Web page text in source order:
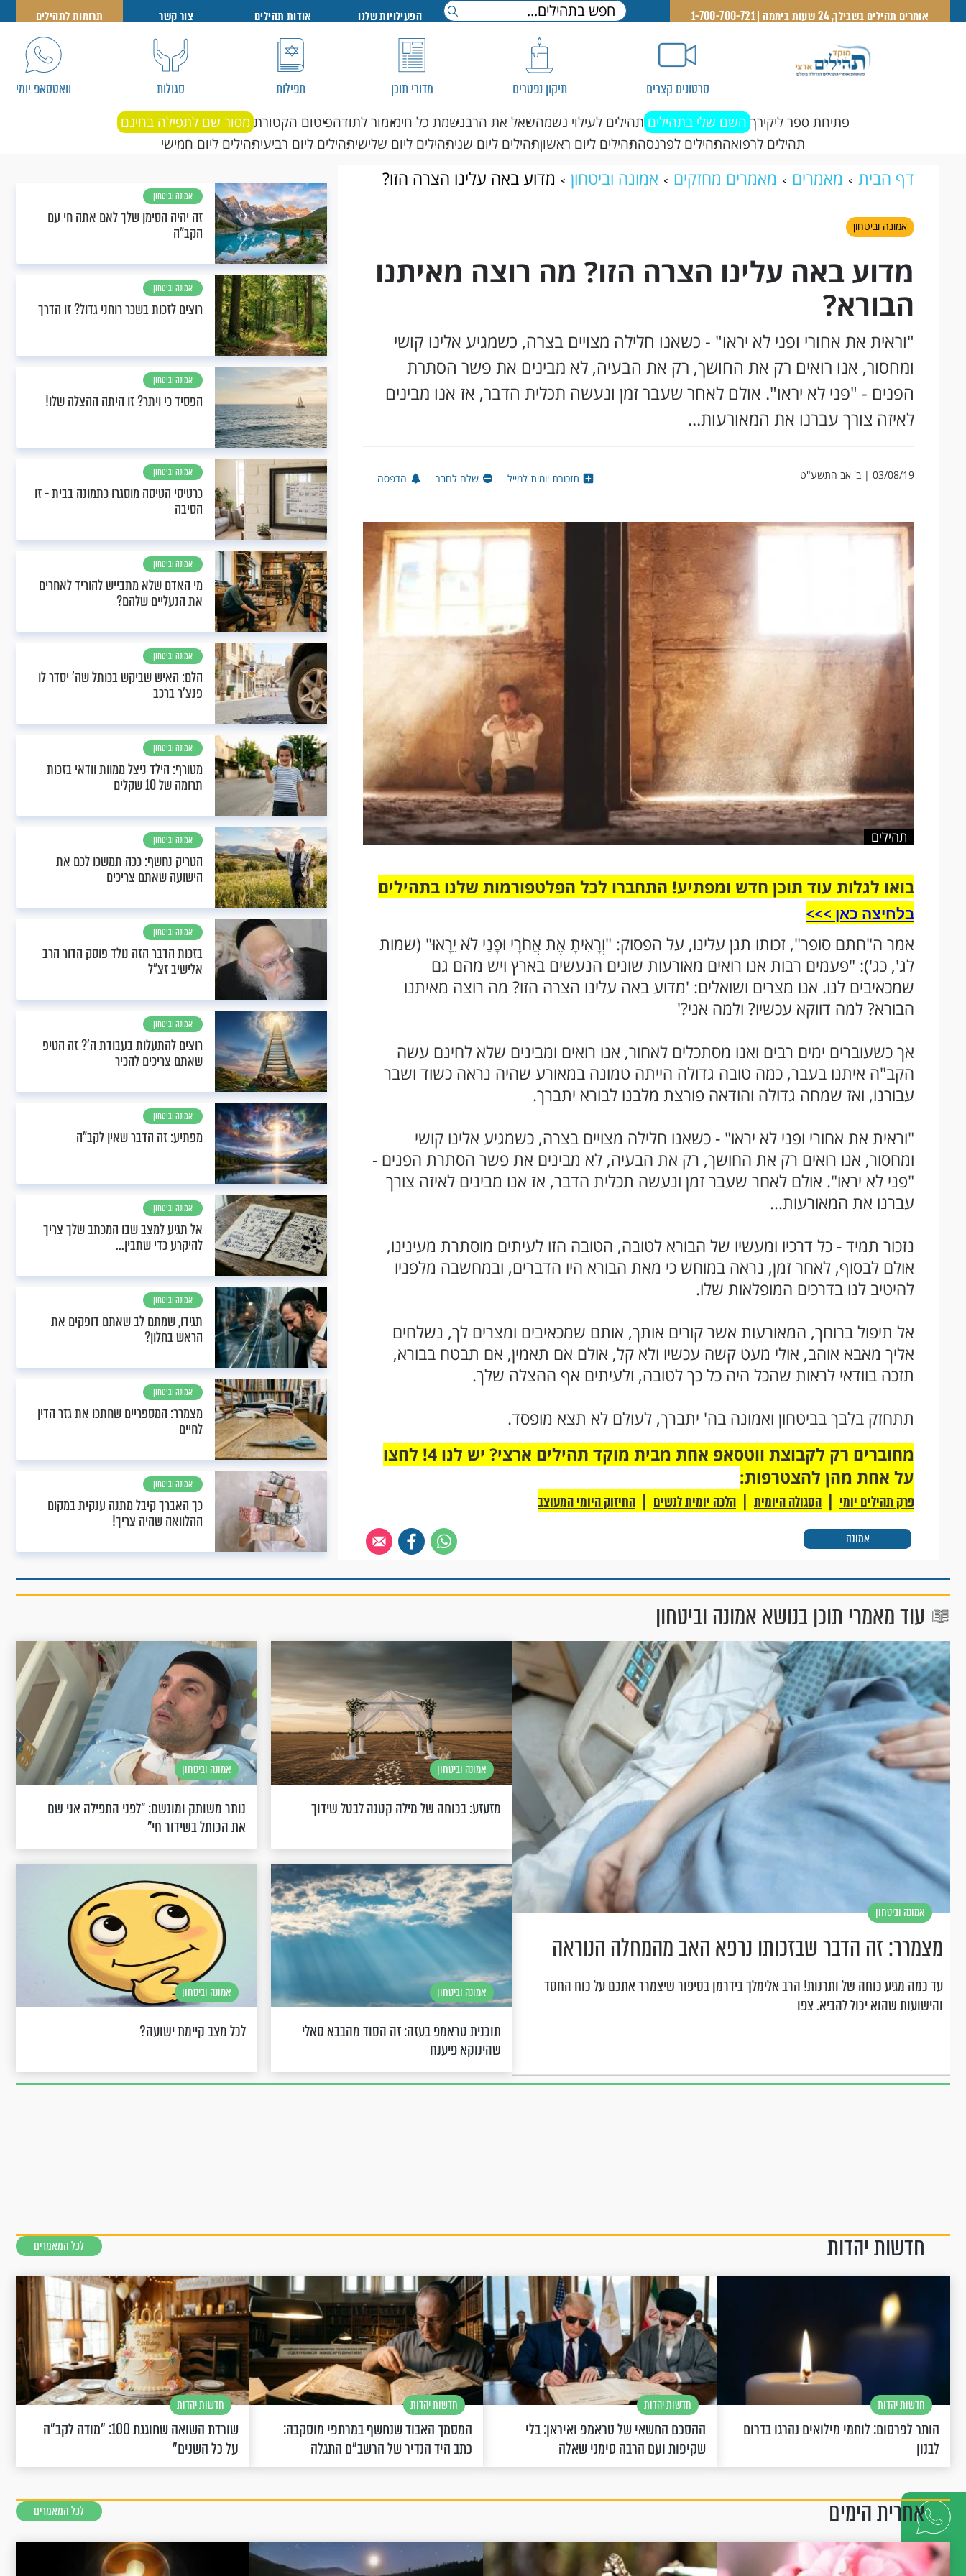
דברו
איתנו
אומרים תהילים בשבילך, 24 שעות ביממה | 1-700-700-721 הפעילויות שלנו אודות תהילים צור קשר תרומות לתהילים
סרטונים קצרים תיקון נפטרים מדורי תוכן תפילות סגולות וואטסאפ יומי
פתיחת ספר ליקירך השם שלי בתהילים תהילים לעילוי נשמהשאל את הרבנשמת כל חימזמור לתודהפיטום הקטורת מסור שם לתפילה בחינם
תהילים לרפואהתהילים לפרנסהתהילים ליום ראשוןתהילים ליום שניתהילים ליום שלישיתהילים ליום רביעיתהילים ליום חמישי
דף הבית מאמרים מאמרים מחזקים אמונה וביטחון
מדוע באה עלינו הצרה הזו?
מה רוצה מאיתנו הבורא?
אמונה וביטחון
מדוע באה עלינו הצרה הזו? מה רוצה מאיתנו
הבורא?
"וראית את אחורי ופני לא יראו" - כשאנו חלילה מצויים בצרה, כשמגיע אלינו קושי
ומחסור, אנו רואים רק את החושך, רק את הבעיה, לא מבינים את פשר הסתרת
הפנים - "פני לא יראו". אולם לאחר שעבר זמן ונעשה תכלית הדבר, אז אנו מבינים
לאיזה צורך עברנו את המאורעות...
03/08/19 | ב' אב התשע"ט תזכורת יומית למייל שלח לחבר הדפסה
תהילים
בואו לגלות עוד תוכן חדש ומפתיע! התחברו לכל הפלטפורמות שלנו בתהילים
בלחיצה כאן >>>​
אמר ה"חתם סופר", זכותו תגן עלינו, על הפסוק: "וְרָאִיתָ אֶת אֲחֹרָי וּפָנַי לֹא יֵרָאוּ" (שמות
לג', כג'): "פעמים רבות אנו רואים מאורעות שונים הנעשים בארץ ויש מהם גם
שמכאיבים לנו. אנו מצרים ושואלים: 'מדוע באה עלינו הצרה הזו? מה רוצה מאיתנו
הבורא? למה דווקא עכשיו? ולמה אני?'
אך כשעוברים ימים רבים ואנו מסתכלים לאחור, אנו רואים ומבינים שלא לחינם עשה
הקב"ה איתנו בעבר, כמה טובה גדולה הייתה טמונה במאורע שהיה נראה כשוד ושבר
עבורנו, ואז שמחה גדולה והודאה פורצת מלבנו לבורא יתברך.
"וראית את אחורי ופני לא יראו" - כשאנו חלילה מצויים בצרה, כשמגיע אלינו קושי
ומחסור, אנו רואים רק את החושך, רק את הבעיה, לא מבינים את פשר הסתרת הפנים -
"פני לא יראו". אולם לאחר שעבר זמן ונעשה תכלית הדבר, אז אנו מבינים לאיזה צורך
עברנו את המאורעות...
נזכור תמיד - כל דרכיו ומעשיו של הבורא לטובה, הטובה הזו לעיתים מוסתרת מעינינו,
אולם לבסוף, לאחר זמן, נראה במוחש כי מאת הבורא היו הדברים, ובמחשבה מלפניו
להיטיב לנו בדרכים המופלאות שלו.
אל תיפול ברוחך, המאורעות אשר קורים אותך, אותם שמכאיבים ומצרים לך, נשלחים
אליך מאבא אוהב, אולי מעט קשה עכשיו ולא קל, אולם אם תאמין, אם תבטח בבורא,
תזכה בוודאי לראות שהכל היה כל כך לטובה, ולעיתים אף ההצלה שלך.
תתחזק בלבך בביטחון ואמונה בה' יתברך, לעולם לא תצא מופסד.
אמונה
מחוברים רק לקבוצת ווטסאפ אחת מבית מוקד תהילים ארצי? יש לנו 4! לחצו
על אחת מהן להצטרפות:
פרק תהילים יומי | הסגולה היומית | הלכה יומית לנשים | החיזוק היומי המעוצב
אמונה וביטחון
זה יהיה הסימן שלך לאם אתה חי עם
הקב"ה
אמונה וביטחון
רוצים לזכות בשכר רוחני גדול? זו הדרך
אמונה וביטחון
הפסיד כי ויתר? זו היתה ההצלה שלו!
אמונה וביטחון
כרטיסי הטיסה מוסגרו כתמונה בבית - זו
הסיבה
אמונה וביטחון
מי האדם שלא מתבייש להוריד לאחרים
את הנעליים שלהם?
אמונה וביטחון
הלם: האיש שביקש בכותל שה' יסדר לו
פנצ'ר ברכב
אמונה וביטחון
מטורף: הילד ניצל ממוות וודאי בזכות
תרומה של 10 שקלים
אמונה וביטחון
הטריק נחשף: ככה תמשכו לכם את
הישועה שאתם צריכים
אמונה וביטחון
בזכות הדבר הזה נולד פוסק הדור הרב
אלישיב זצ"ל
אמונה וביטחון
רוצים להתעלות בעבודת ה'? זה הטיפ
שאתם צריכים להכיר
אמונה וביטחון
מפתיע: זה הדבר שאין לקב"ה
אמונה וביטחון
אל תגיע למצב שבו המכתב שלך צריך
להיקרע כדי שתבין...
אמונה וביטחון
תגידו, שמתם לב שאתם דופקים את
הראש בחלון?
אמונה וביטחון
מצמרר: המספריים שחתכו את גזר הדין
לחיים
אמונה וביטחון
כך האברך קיבל מתנה ענקית במקום
ההלוואה שהיה צריך!
עוד מאמרי תוכן בנושא אמונה וביטחון
אמונה וביטחון
מצמרר: זה הדבר שבזכותו נרפא האב מהמחלה הנוראה
עד כמה מגיע כוחה של ותרנות! הרב אלימלך בידרמן בסיפור שיצמרר אתכם על כוח החסד
והישועות שהוא יכול להביא. צפו
אמונה וביטחון
מזעזע: בכוחה של מילה קטנה לבטל שידוך
אמונה וביטחון
נותר משותק ומונשם: "לפני התפילה אני שם
את הכותל בשידור חי"
אמונה וביטחון
תוכנית טראמפ בעזה: זה הסוד מהבבא סאלי
שהינוקא פיענח
אמונה וביטחון
לכל מצב קיימת ישועה?
חדשות יהדות לכל המאמרים
חדשות יהדות
הותר לפרסום: לוחמי מילואים נהרגו בדרום
לבנון
חדשות יהדות
ההסכם החשאי של טראמפ ואיראן: בלי
שקיפות ועם הרבה סימני שאלה
חדשות יהדות
המסמך האבוד שנחשף במרתפי מוסקבה:
כתב היד הנדיר של הרשב"ם התגלה
חדשות יהדות
שורדת השואה שחוגגת 100: "מודה לקב"ה
על כל השנים"
אחרית הימים לכל המאמרים